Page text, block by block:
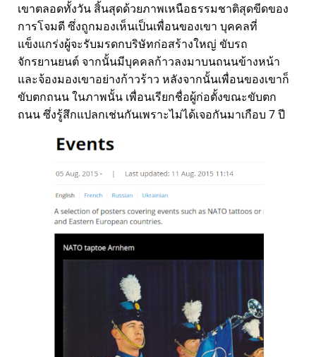
เขาตลอดทั้งวัน สิ้นสุดด้วยภาพเหนือธรรมชาติสุดขีดของ
การโจมตี ซึ่งถูกมองเห็นเป็นเพื่อนของเขา บุคคลที่
แข็งแกร่งผู้จะรับมรดกบริษัทก่อสร้างใหญ่ ขับรถ
จักรยานยนต์ จากนั้นมีบุคคลก้าวลงมาบนถนนข้างหน้า
และจ้องมองเขาอย่างก้าวร้าว หลังจากนั้นเพื่อนของเขาก็
ขับตกถนน ในภาพนั้น เพื่อนเรียกชื่อผู้ก่อตั้งขณะขับตก
ถนน ซึ่งรู้สึกแปลกเช่นกันเพราะไม่ได้เจอกันมาเกือบ 7 ปี